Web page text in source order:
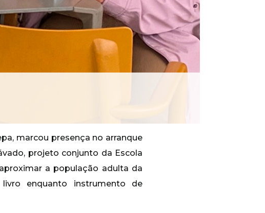
marcou presença no arranque
projeto conjunto da Escola
a população adulta da
enquanto instrumento de